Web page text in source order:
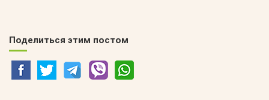
Поделиться этим постом